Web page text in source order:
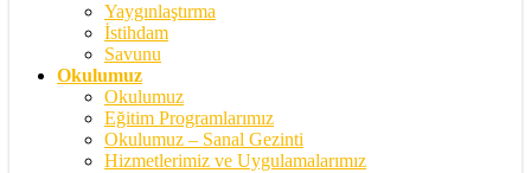
Yaygınlaştırma
İstihdam
Savunu
Okulumuz
Okulumuz
Eğitim Programlarımız
Okulumuz – Sanal Gezinti
Hizmetlerimiz ve Uygulamalarımız